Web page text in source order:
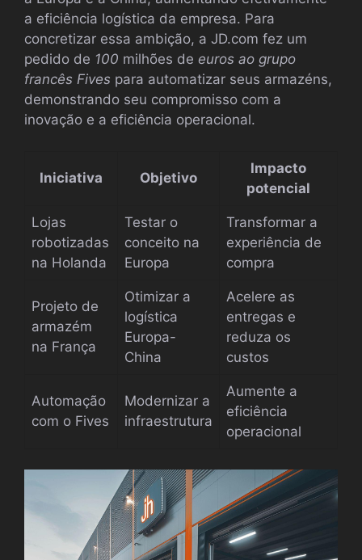
a eficiência logística da empresa. Para
concretizar essa ambição, a JD.com fez um
pedido de 100 milhões de euros ao grupo
francês Fives para automatizar seus armazéns,
demonstrando seu compromisso com a
inovação e a eficiência operacional.
Iniciativa Objetivo
Impacto
potencial
Lojas
robotizadas
na Holanda
Testar o
conceito na
Europa
Transformar a
experiência de
compra
Projeto de
armazém
na França
Otimizar a
logística
Europa-
China
Acelere as
entregas e
reduza os
custos
Automação
com o Fives
Modernizar a
infraestrutura
Aumente a
eficiência
operacional